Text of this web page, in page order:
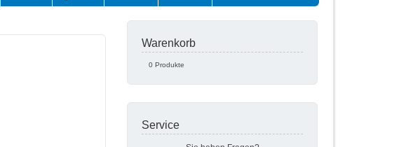
Warenkorb
0 Produkte
Service